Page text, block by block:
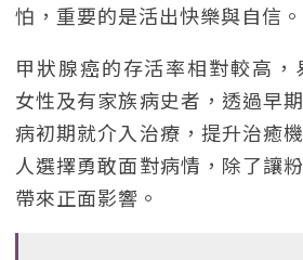
怕，重要的是活出快樂與自信。
甲狀腺癌的存活率相對較高，
女性及有家族病史者，透過早
病初期就介入治療，提升治癒
人選擇勇敢面對病情，除了讓
帶來正面影響。